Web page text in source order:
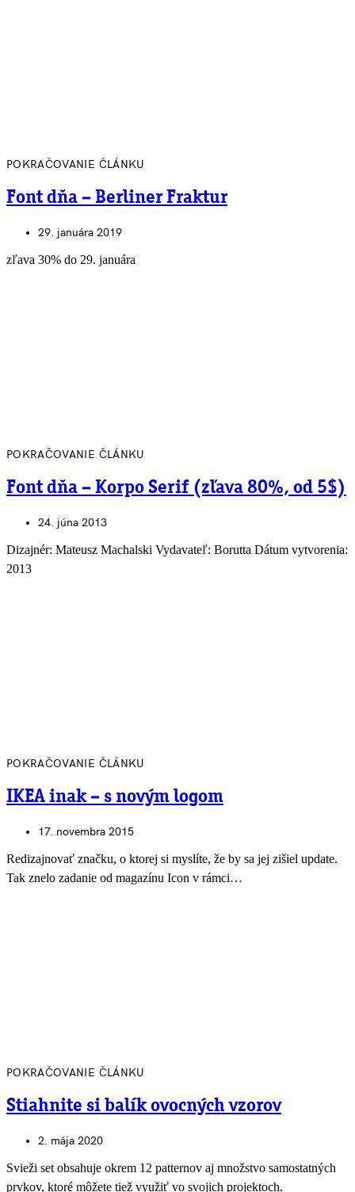
POKRAČOVANIE ČLÁNKU
Font dňa – Berliner Fraktur
29. januára 2019
zľava 30% do 29. januára
POKRAČOVANIE ČLÁNKU
Font dňa – Korpo Serif (zľava 80%, od 5$)
24. júna 2013
Dizajnér: Mateusz Machalski Vydavateľ: Borutta Dátum vytvorenia:
2013
POKRAČOVANIE ČLÁNKU
IKEA inak – s novým logom
17. novembra 2015
Redizajnovať značku, o ktorej si myslíte, že by sa jej zišiel update.
Tak znelo zadanie od magazínu Icon v rámci…
POKRAČOVANIE ČLÁNKU
Stiahnite si balík ovocných vzorov
2. mája 2020
Svieži set obsahuje okrem 12 patternov aj množstvo samostatných
prvkov, ktoré môžete tiež využiť vo svojich projektoch.